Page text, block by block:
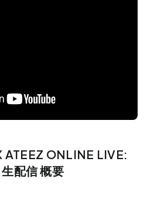
ATEEZ ONLINE LIVE:
配信 概要